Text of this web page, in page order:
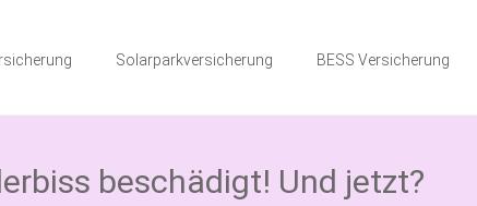
Solarparkversicherung BESS Versicherung
beschädigt! Und jetzt?